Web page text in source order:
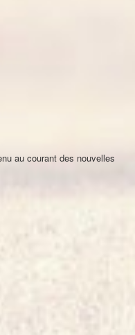
au courant des nouvelles